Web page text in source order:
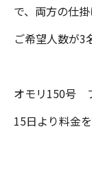
で、両方の仕
ご希望人数が3
オモリ150号
15日より料金